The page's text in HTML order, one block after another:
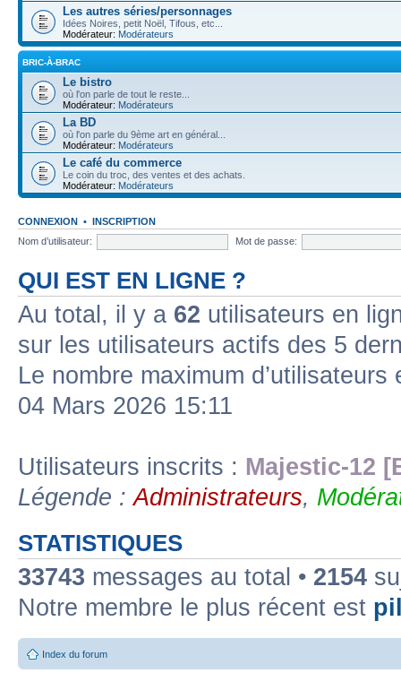
Les autres séries/personnages
Idées Noires, petit Noël, Tifous, etc...
Modérateur: Modérateurs
BRIC-À-BRAC
Le bistro
où l'on parle de tout le reste...
Modérateur: Modérateurs
La BD
où l'on parle du 9ème art en général...
Modérateur: Modérateurs
Le café du commerce
Le coin du troc, des ventes et des achats.
Modérateur: Modérateurs
CONNEXION • INSCRIPTION
Nom d’utilisateur:
Mot de passe:
QUI EST EN LIGNE ?
Au total, il y a 62 utilisateurs en
sur les utilisateurs actifs des 5
Le nombre maximum
04 Mars 2026 15:11
Utilisateurs inscrits : Majestic-12
Légende :Administrateurs,
STATISTIQUES
33743 messages au total • 2154
Notre membre le plus récent est
Index du forum